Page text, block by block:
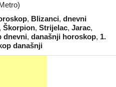
, Blizanci, dnevni
Škorpion, Strijelac, Jarac,
dnevni, današnji horoskop, 1.
današnji